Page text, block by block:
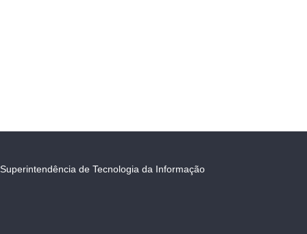
Superintendência de Tecnologia da Informação